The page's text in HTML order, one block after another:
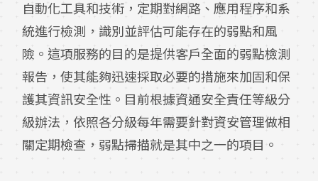
自動化工具和技術，定期對網路、應用程序和系
統進行檢測，識別並評估可能存在的弱點和風
險。這項服務的目的是提供客戶全面的弱點檢測
報告，使其能夠迅速採取必要的措施來加固和保
護其資訊安全性。目前根據資通安全責任等級分
級辦法，依照各分級每年需要針對資安管理做相
關定期檢查，弱點掃描就是其中之一的項目。